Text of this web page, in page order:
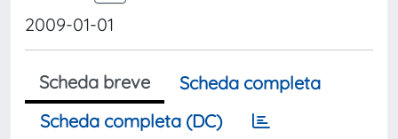
2009-01-01
Scheda breve
Scheda completa
Scheda completa (DC)